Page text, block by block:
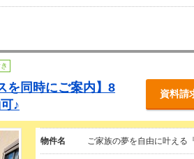
を同時にご案内】8
♪
資料請
物件名 ご家族の夢を自由に叶える